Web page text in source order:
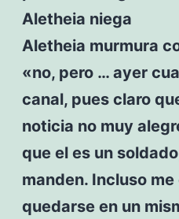
Aletheia niega
Aletheia murmura
«no, pero … ayer
canal, pues claro
noticia no muy
que el es un
manden. Incluso
quedarse en un